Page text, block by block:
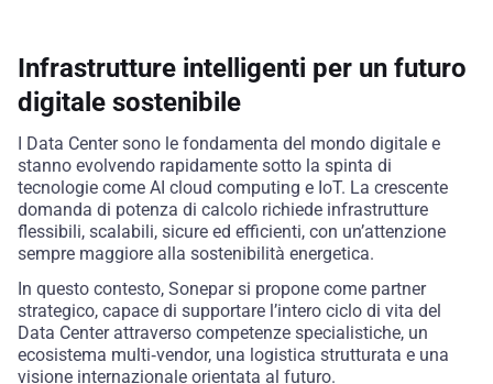
Infrastrutture intelligenti per un futuro
digitale sostenibile
I Data Center sono le fondamenta del mondo digitale e
stanno evolvendo rapidamente sotto la spinta di
tecnologie come AI cloud computing e IoT. La crescente
domanda di potenza di calcolo richiede infrastrutture
flessibili, scalabili, sicure ed efficienti, con un’attenzione
sempre maggiore alla sostenibilità energetica.
In questo contesto, Soneparsi propone come partner
strategico, capace di supportare l’intero ciclo di vita del
Data Center attraverso competenze specialistiche, un
ecosistema multi‑vendor, una logistica strutturata e una
visione internazionale orientata al futuro.